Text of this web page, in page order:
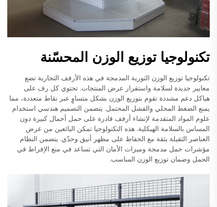
تكنولوجيا توزيع الوزن المحسّنة
تكنولوجيا توزيع الوزن الثورية المدمجة في هذه الأرفف التجارية تضع
معايير جديدة لسلامة واستقرار عرض المنتجات. تحتوي كل رف على
هياكل دعم مشددة تقوم بتوزيع الوزن بشكل متساوٍ عبر نقاط متعددة، مما
يمنع الضغط المحلي والفشل المحتمل. يتضمن التصميم هندسي استخدام
علوم المواد المتقدمة لإنشاء أرفف قادرة على حمل أحمال كبيرة دون
المساس بالسلامة الهيكلية. هذه التكنولوجيا تمكن البائعين من عرض
العناصر الثقيلة بثقة مع الحفاظ على مظهر أنيق وحدّي. يتضمن النظام
مؤشرات حمل مدمجة وميزات الأمان التي تساعد في منع الإفراط في
الحمل وضمان توزيع الوزن المناسب.